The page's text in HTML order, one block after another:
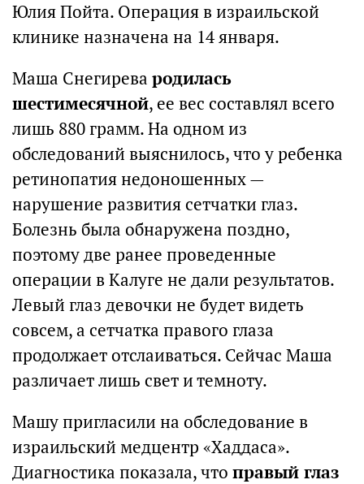
Юлия Пойта. Операция в израильской
клинике назначена на 14 января.
Маша Снегирева родилась
шестимесячной, ее вес составлял всего
лишь 880 грамм. На одном из
обследований выяснилось, что у ребенка
ретинопатия недоношенных —
нарушение развития сетчатки глаз.
Болезнь была обнаружена поздно,
поэтому две ранее проведенные
операции в Калуге не дали результатов.
Левый глаз девочки не будет видеть
совсем, а сетчатка правого глаза
продолжает отслаиваться. Сейчас Маша
различает лишь свет и темноту.
Машу пригласили на обследование в
израильский медцентр «Хаддаса».
Диагностика показала, что правый глаз